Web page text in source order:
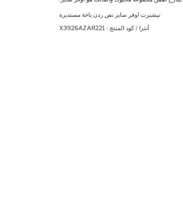
تيشيرت اوفر سايز نص ردن ياخة مستديرة
أنثرا / كود المنتج : X3926AZAR221